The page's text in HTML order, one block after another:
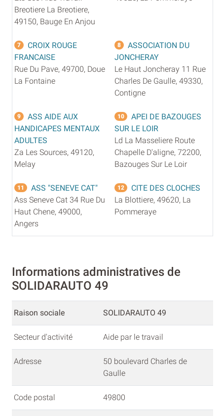
Breotiere La Breotiere,
49150, Bauge En Anjou
7
CROIX ROUGE
FRANCAISE
Rue Du Pave, 49700, Doue
La Fontaine
8
ASSOCIATION DU
JONCHERAY
Le Haut Joncheray 11 Rue
Charles De Gaulle, 49330,
Contigne
9
ASS AIDE AUX
HANDICAPES MENTAUX
ADULTES
Za Les Sources, 49120,
Melay
10
APEI DE BAZOUGES
SUR LE LOIR
Ld La Masseliere Route
Chapelle D'aligne, 72200,
Bazouges Sur Le Loir
11
ASS "SENEVE CAT"
Ass Seneve Cat 34 Rue Du
Haut Chene, 49000,
Angers
12
CITE DES CLOCHES
La Blottiere, 49620, La
Pommeraye
Informations administratives de
SOLIDARAUTO 49
Raison sociale SOLIDARAUTO 49
Secteur d'activité Aide par le travail
Adresse
50 boulevard Charles de
Gaulle
Code postal 49800